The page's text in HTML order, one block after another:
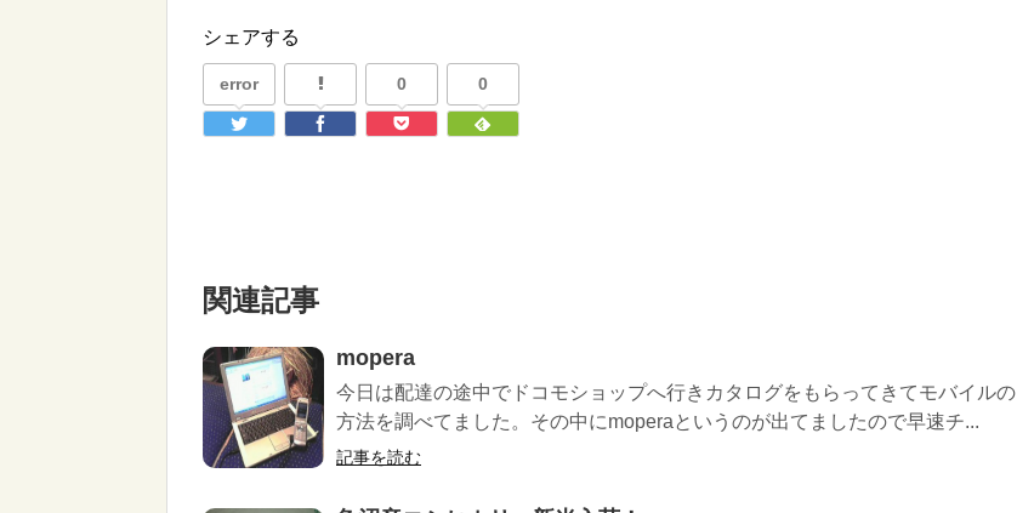
シェアする
error 0 0
関連記事
mopera
今日は配達の途中でドコモショップへ行きカタログをもらってきてモバイルの
方法を調べてました。その中にmoperaというのが出てましたので早速チ...
記事を読む